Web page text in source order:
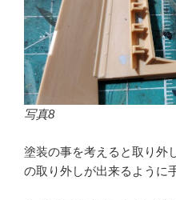
写真8
塗装の事を考えると取り外
の取り外しが出来るように